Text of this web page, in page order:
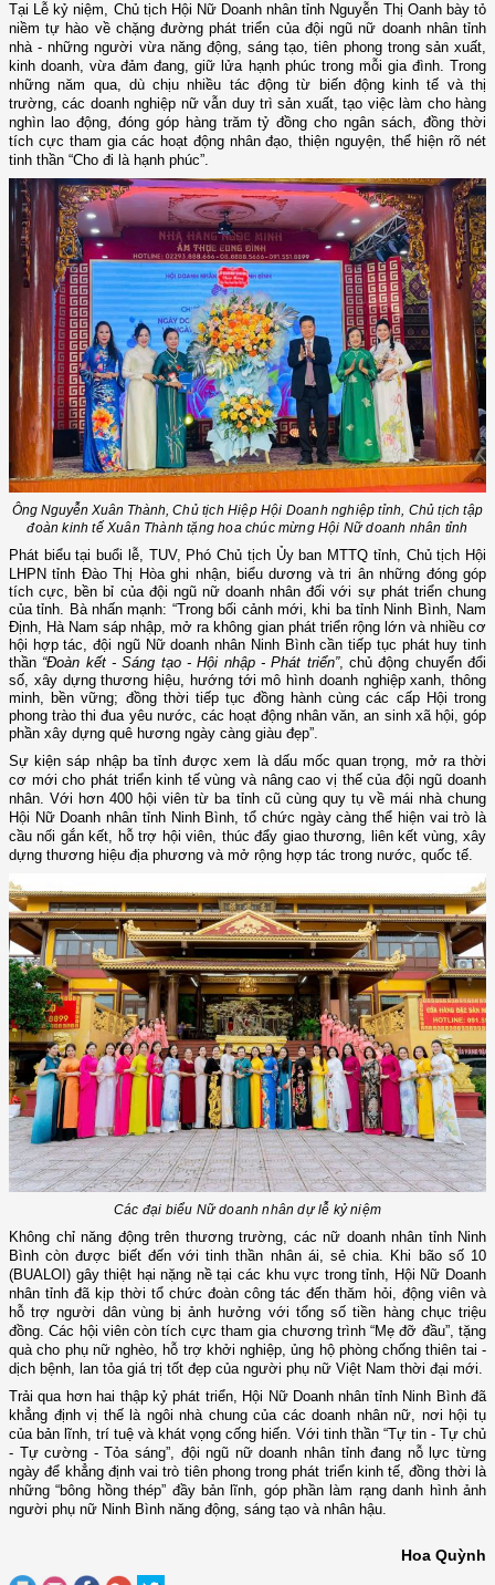
Tại Lễ kỷ niệm, Chủ tịch Hội Nữ Doanh nhân tỉnh Nguyễn Thị Oanh bày tỏ
niềm tự hào về chặng đường phát triển của đội ngũ nữ doanh nhân tỉnh
nhà - những người vừa năng động, sáng tạo, tiên phong trong sản xuất,
kinh doanh, vừa đảm đang, giữ lửa hạnh phúc trong mỗi gia đình. Trong
những năm qua, dù chịu nhiều tác động từ biến động kinh tế và thị
trường, các doanh nghiệp nữ vẫn duy trì sản xuất, tạo việc làm cho hàng
nghìn lao động, đóng góp hàng trăm tỷ đồng cho ngân sách, đồng thời
tích cực tham gia các hoạt động nhân đạo, thiện nguyện, thể hiện rõ nét
tinh thần “Cho đi là hạnh phúc”.
Ông Nguyễn Xuân Thành, Chủ tịch Hiệp Hội Doanh nghiệp tỉnh, Chủ tịch tập
đoàn kinh tế Xuân Thành tặng hoa chúc mừng Hội Nữ doanh nhân tỉnh
Phát biểu tại buổi lễ, TUV, Phó Chủ tịch Ủy ban MTTQ tỉnh, Chủ tịch Hội
LHPN tỉnh Đào Thị Hòaghi nhận, biểu dương và tri ân những đóng góp
tích cực, bền bỉ của đội ngũ nữ doanh nhân đối với sự phát triển chung
của tỉnh. Bà nhấn mạnh: “Trong bối cảnh mới, khi ba tỉnh Ninh Bình, Nam
Định, Hà Nam sáp nhập, mở ra không gian phát triển rộng lớn và nhiều cơ
hội hợp tác, đội ngũ Nữ doanh nhân Ninh Bình cần tiếp tục phát huy tinh
thần “Đoàn kết - Sáng tạo - Hội nhập - Phát triển”, chủ động chuyển đổi
số, xây dựng thương hiệu, hướng tới mô hình doanh nghiệp xanh, thông
minh, bền vững; đồng thời tiếp tục đồng hành cùng các cấp Hội trong
phong trào thi đua yêu nước, các hoạt động nhân văn, an sinh xã hội, góp
phần xây dựng quê hương ngày càng giàu đẹp”.
Sự kiện sáp nhập ba tỉnh được xem là dấu mốc quan trọng, mở ra thời
cơ mới cho phát triển kinh tế vùng và nâng cao vị thế của đội ngũ doanh
nhân. Với hơn 400 hội viên từ ba tỉnh cũ cùng quy tụ về mái nhà chung
Hội Nữ Doanh nhân tỉnh Ninh Bình, tổ chức ngày càng thể hiện vai trò là
cầu nối gắn kết, hỗ trợ hội viên, thúc đẩy giao thương, liên kết vùng, xây
dựng thương hiệu địa phương và mở rộng hợp tác trong nước, quốc tế.
Các đại biểu Nữ doanh nhân dự lễ kỷ niệm
Không chỉ năng động trên thương trường, các nữ doanh nhân tỉnh Ninh
Bình còn được biết đến với tinh thần nhân ái, sẻ chia. Khi bão số 10
(BUALOI) gây thiệt hại nặng nề tại các khu vực trong tỉnh, Hội Nữ Doanh
nhân tỉnh đã kịp thời tổ chức đoàn công tác đến thăm hỏi, động viên và
hỗ trợ người dân vùng bị ảnh hưởng với tổng số tiền hàng chục triệu
đồng. Các hội viên còn tích cực tham gia chương trình “Mẹ đỡ đầu”, tặng
quà cho phụ nữ nghèo, hỗ trợ khởi nghiệp, ủng hộ phòng chống thiên tai -
dịch bệnh, lan tỏa giá trị tốt đẹp của người phụ nữ Việt Nam thời đại mới.
Trải qua hơn hai thập kỷ phát triển, Hội Nữ Doanh nhân tỉnh Ninh Bình đã
khẳng định vị thế là ngôi nhà chung của các doanh nhân nữ, nơi hội tụ
của bản lĩnh, trí tuệ và khát vọng cống hiến. Với tinh thần “Tự tin - Tự chủ
- Tự cường - Tỏa sáng”, đội ngũ nữ doanh nhân tỉnh đang nỗ lực từng
ngày để khẳng định vai trò tiên phong trong phát triển kinh tế, đồng thời là
những “bông hồng thép” đầy bản lĩnh, góp phần làm rạng danh hình ảnh
người phụ nữ Ninh Bình năng động, sáng tạo và nhân hậu.
Hoa Quỳnh